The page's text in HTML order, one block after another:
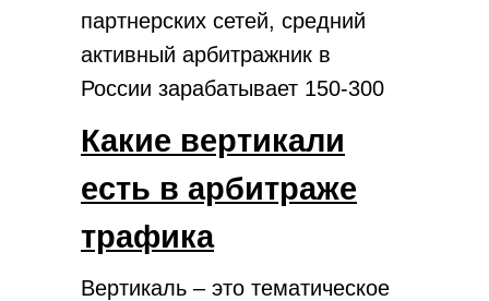
партнерских сетей, средний
активный арбитражник в
России зарабатывает 150-300
после расходов на рекламу,
прокси, аккаунты и сервисы.
Какие вертикали
есть в арбитраже
трафика
Вертикаль – это тематическое